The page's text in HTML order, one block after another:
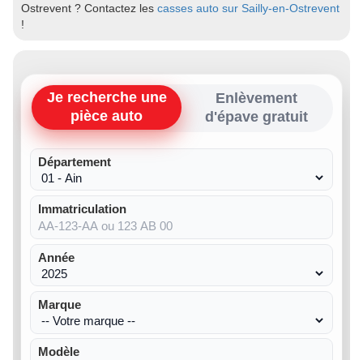
Ostrevent ? Contactez les casses auto sur Sailly-en-Ostrevent
!
Je recherche une
pièce auto
Enlèvement
d'épave gratuit
Département
Immatriculation
Année
Marque
Modèle